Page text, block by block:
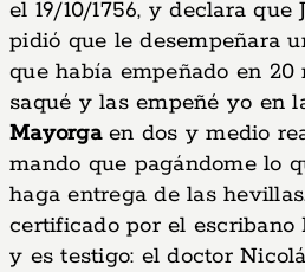
el 19/10/1756, y declara
pidió que le desempeñara
que había empeñado en 20
saqué y las empeñé yo en
Mayorgaen dos y medio
mando que pagándome lo
haga entrega de las
certificado por el escribano
y es testigo: el doctor